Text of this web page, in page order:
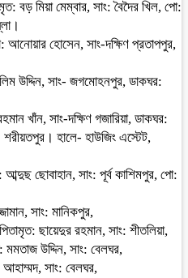
বড় মিয়া মেম্বার, সাং: বৈদৈর খিল, পো:
হোসেন, সাং-দক্ষিণ প্রতাপপুর,
উদ্দিন, সাং- জগমোহনপুর, ডাকঘর:
খাঁন, সাং-দক্ষিণ গজারিয়া, ডাকঘর:
হালে- হাউজিং এস্টেট,
ছোবাহান, সাং: পূর্ব কাশিমপুর, পো:
সাং: মানিকপুর,
ছায়েদুর রহমান, সাং: শীতলিয়া,
উদ্দিন, সাং: বেলঘর,
সাং: বেলঘর,